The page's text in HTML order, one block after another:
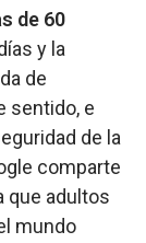
de 60
y la
de
sentido, e
de la
comparte
que adultos
mundo